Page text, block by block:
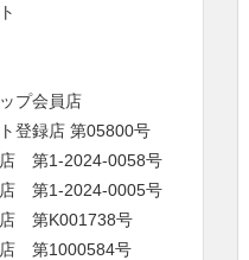
プ会員店
登録店 第05800号
店 第1-2024-0058号
店 第1-2024-0005号
店 第K001738号
店 第1000584号